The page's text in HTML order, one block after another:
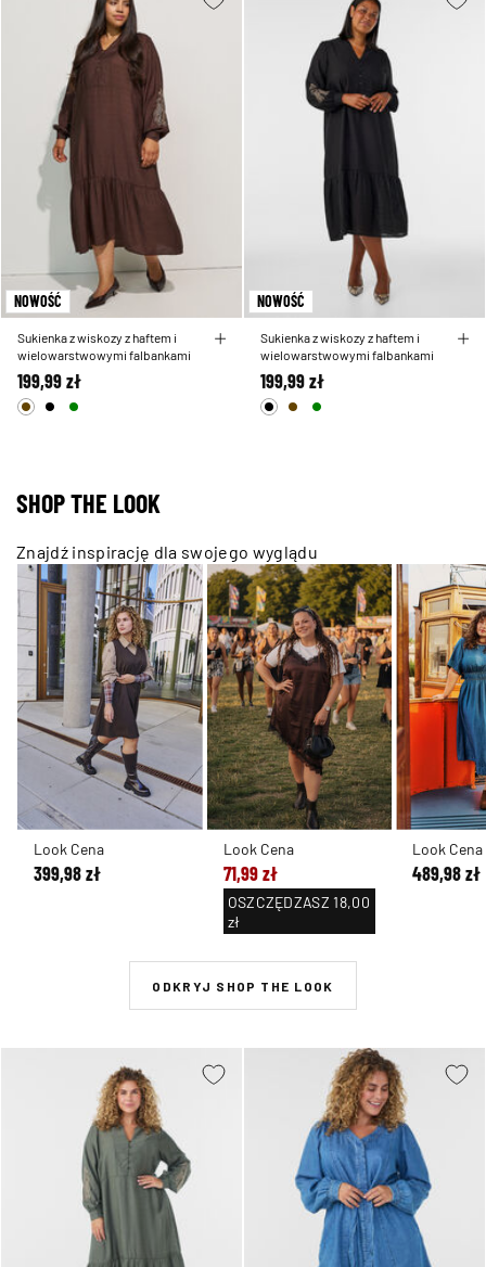
NOWOŚĆ
Sukienka z wiskozy z haftem i
wielowarstwowymi falbankami
199,99 zł
NOWOŚĆ
Sukienka z wiskozy z haftem i
wielowarstwowymi falbankami
199,99 zł
SHOP THE LOOK
Znajdź inspirację dla swojego wyglądu
Look Cena
399,98 zł
Look Cena
71,99 zł
OSZCZĘDZASZ 18,00
zł
Look Cena
489,98 zł
ODKRYJ SHOP THE LOOK